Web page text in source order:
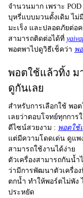
จำนวนมาก เพราะ
บุหรี่แบบมวนดั้งเดิม ไม่
มะเร็ง และปลอดภัยต่อ
สามารถติดต่อได้ที่
พอตพาไปดูวิธีเช็คว่า พ
พอตใช้แล้วทิ้ง ม
ดูกันเลย
สำหรับการเลือกใช้ พอต
เลยว่าตอบโจทย์ทุกกา
ดีไซน์สวยงาม : พอตใช้
แต่มีความโดดเด่น ดูแพ
สามารถใช้งานได้ง่าย
ตัวเครื่องสามารถกันน้ำ
ว่ามีการพัฒนาตัวเครื่อ
ตกน้ำ ทำให้พอร์ตไม่พัง
ประหยัด